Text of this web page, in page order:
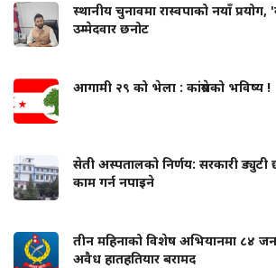
स्थानीय चुनावमा रास्वपाको नयाँ
उम्मेदवार छनोट
आगामी २९ को भेला : कांग्रेसको भविष्य !
सेती अस्पतालको निर्णय: सरकारी ड्युटी
काम गर्न नपाइने
तीन महिनाको विशेष अभियानमा ८४
अवैध हातहतियार बरामद